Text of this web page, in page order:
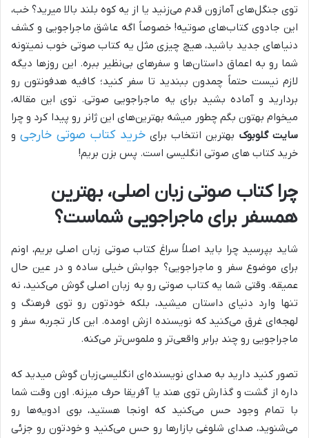
توی جنگل‌های آمازون قدم می‌زنید یا از یه کوه بلند بالا میرید؟ خب،
این جادوی کتاب‌های صوتیه! خصوصاً اگه عاشق ماجراجویی و کشف
دنیاهای جدید باشید، هیچ چیزی مثل یه کتاب صوتی خوب نمیتونه
شما رو به اعماق داستان‌ها و سفرهای بی‌نظیر ببره. این روزها دیگه
لازم نیست حتماً چمدون ببندید تا سفر کنید؛ کافیه هدفونتون رو
بردارید و آماده بشید برای یه ماجراجویی صوتی. توی این مقاله،
میخوام بهتون بگم چطور میشه بهترین‌های این ژانر رو پیدا کرد و چرا
سایت گلوبوک بهترین انتخاب برای خرید کتاب صوتی خارجی و
خرید کتاب های صوتی انگلیسی است. پس بزن بریم!
چرا کتاب صوتی زبان اصلی، بهترین
همسفر برای ماجراجویی شماست؟
شاید بپرسید چرا باید اصلاً سراغ کتاب صوتی زبان اصلی بریم، اونم
برای موضوع سفر و ماجراجویی؟ جوابش خیلی ساده و در عین حال
عمیقه. وقتی شما یه کتاب صوتی رو به زبان اصلی گوش می‌کنید، نه
تنها وارد دنیای داستان میشید، بلکه خودتون رو توی فرهنگ و
لهجه‌ای غرق می‌کنید که نویسنده ازش اومده. این کار تجربه سفر و
ماجراجویی رو چند برابر واقعی‌تر و ملموس‌تر می‌کنه.
تصور کنید دارید به صدای نویسنده‌ای انگلیسی‌زبان گوش میدید که
داره از گشت و گذارش توی هند یا آفریقا حرف میزنه. اون وقت شما
با تمام وجود حس می‌کنید که اونجا هستید، بوی ادویه‌ها رو
می‌شنوید، صدای شلوغی بازارها رو حس می‌کنید و خودتون رو جزئی